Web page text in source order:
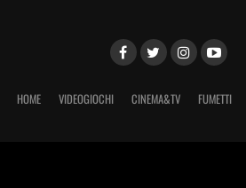
HOME VIDEOGIOCHI CINEMA&TV FUMETTI